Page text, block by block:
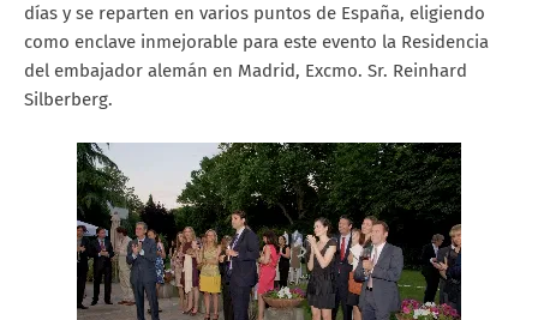
días y se reparten en varios puntos de España, eligiendo
como enclave inmejorable para este evento la Residencia
del embajador alemán en Madrid, Excmo. Sr. Reinhard
Silberberg.